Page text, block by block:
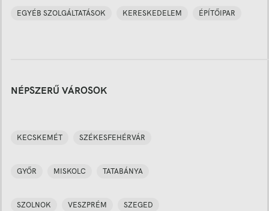
EGYÉB SZOLGÁLTATÁSOK KERESKEDELEM ÉPÍTŐIPAR
NÉPSZERŰ VÁROSOK
KECSKEMÉT SZÉKESFEHÉRVÁR
GYŐR MISKOLC TATABÁNYA
SZOLNOK VESZPRÉM SZEGED